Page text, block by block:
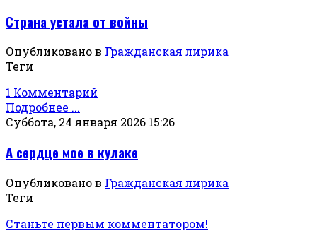
Страна устала от войны
Опубликовано в Гражданская лирика
Теги
1 Комментарий
Подробнее ...
Суббота, 24 января 2026 15:26
А сердце мое в кулаке
Опубликовано в Гражданская лирика
Теги
Станьте первым комментатором!